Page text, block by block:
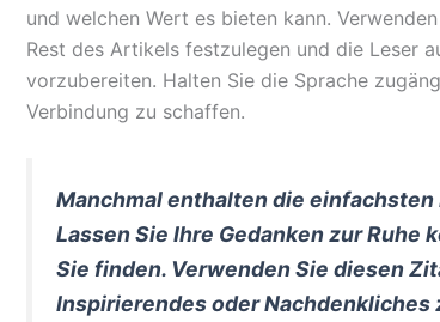
und welchen Wert es bieten kann.
Rest des Artikels festzulegen und die Leser
vorzubereiten. Halten Sie die Sprache
Verbindung zu schaffen.
Manchmal enthalten die
Lassen Sie Ihre Gedanken zur Ruhe
Sie finden. Verwenden Sie diesen
Inspirierendes oder Nachdenkliches